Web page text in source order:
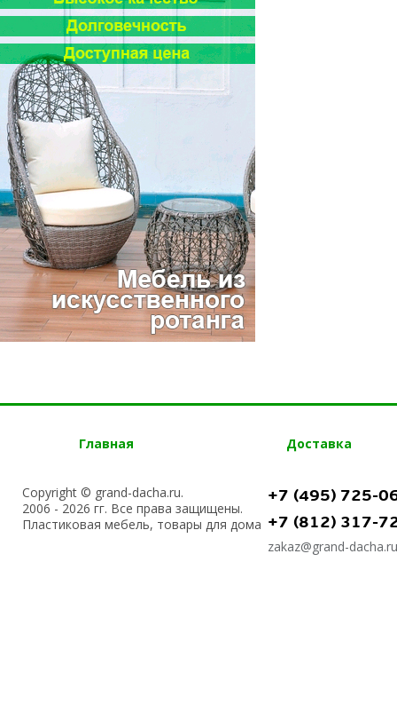
Главная Доставка
Copyright © grand-dacha.ru.
2006 - 2026 гг. Все права защищены.
Пластиковая мебель, товары для дома
+7 (495) 725-
+7 (812) 317-
zakaz@grand-dacha.ru